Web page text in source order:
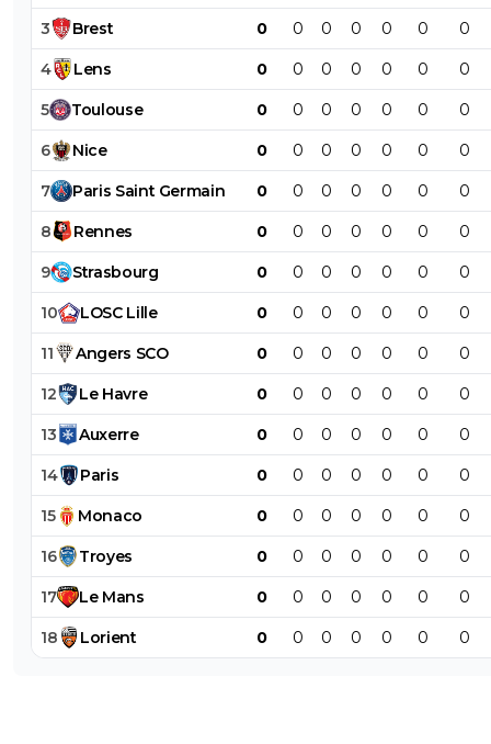
3 Brest 0 0 0 0 0 0 0
4 Lens 0 0 0 0 0 0 0
5 Toulouse 0 0 0 0 0 0 0
6 Nice 0 0 0 0 0 0 0
7 Paris Saint Germain 0 0 0 0 0 0 0
8 Rennes 0 0 0 0 0 0 0
9 Strasbourg 0 0 0 0 0 0 0
10 LOSC Lille 0 0 0 0 0 0 0
11 Angers SCO 0 0 0 0 0 0 0
12 Le Havre 0 0 0 0 0 0 0
13 Auxerre 0 0 0 0 0 0 0
14 Paris 0 0 0 0 0 0 0
15 Monaco 0 0 0 0 0 0 0
16 Troyes 0 0 0 0 0 0 0
17 Le Mans 0 0 0 0 0 0 0
18 Lorient 0 0 0 0 0 0 0